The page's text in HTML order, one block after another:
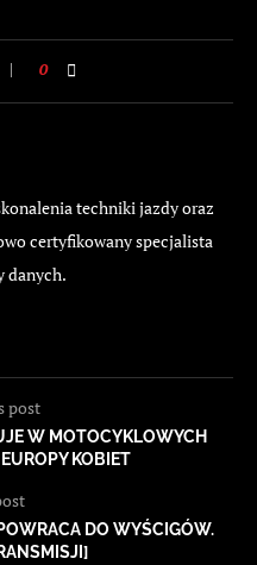
0
techniki jazdy oraz
certyfikowany specjalista
danych.
post
W MOTOCYKLOWYCH
KOBIET
DO WYŚCIGÓW.